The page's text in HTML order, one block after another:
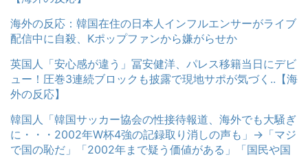
海外の反応：韓国在住の日本人インフルエンサーがライブ
配信中に自殺、Kポップファンから嫌がらせか
英国人「安心感が違う」冨安健洋、パレス移籍当日にデビ
ュー！圧巻3連続ブロックも披露で現地サポが気づく..【海
外の反応】
韓国人「韓国サッカー協会の性接待報道、海外でも大騒ぎ
に・・・2002年W杯4強の記録取り消しの声も」→「マジ
で国の恥だ」「2002年まで疑う価値がある」「国民や国